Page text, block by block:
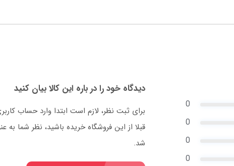
0
0
0
0
دیدگاه خود را در باره این کالا بیان کنید
برای ثبت نظر، لازم است ابتدا وارد حساب
قبلا از این فروشگاه خریده باشید، نظر شما
شد.